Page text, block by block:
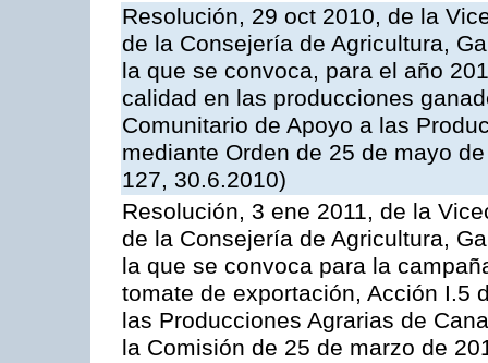
Resolución, 29 oct 2010, de la
de la Consejería de Agricultura,
la que se convoca, para el año
calidad en las producciones
Comunitario de Apoyo a las
mediante Orden de 25 de mayo
127, 30.6.2010)
Resolución, 3 ene 2011, de la
de la Consejería de Agricultura,
la que se convoca para la
tomate de exportación, Acción I.5
las Producciones Agrarias de
la Comisión de 25 de marzo de